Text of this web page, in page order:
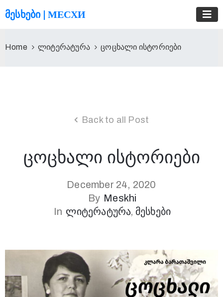
ᲛᲔᲡᲮᲔᲑᲘ | МЕСХИ
Home ლიტერატურა ცოცხალი ისტორიები
Back to all Post
ცოცხალი ისტორიები
December 24, 2020
By Meskhi
In Ლიტერატურა‚ Მესხები